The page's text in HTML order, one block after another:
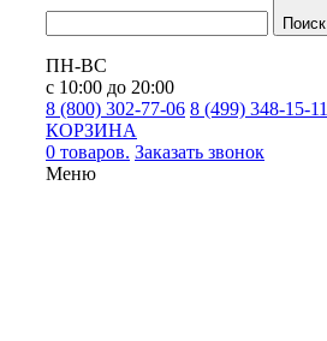
Поиск
ПН-ВС
с 10:00 до 20:00
8 (800) 302-77-06 8 (499) 348-15-11
КОРЗИНА
0 товаров. Заказать звонок
Меню